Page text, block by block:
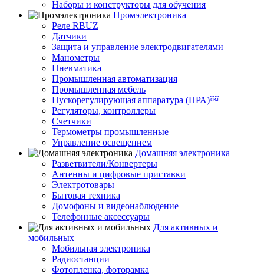
Наборы и конструкторы для обучения
Промэлектроника
Реле RBUZ
Датчики
Защита и управление электродвигателями
Манометры
Пневматика
Промышленная автоматизация
Промышленная мебель
Пускорегулирующая аппаратура (ПРА)￼
Регуляторы, контроллеры
Счетчики
Термометры промышленные
Управление освещением
Домашняя электроника
Разветвители/Конвертеры
Антенны и цифровые приставки
Электротовары
Бытовая техника
Домофоны и видеонаблюдение
Телефонные аксессуары
Для активных и
мобильных
Мобильная электроника
Радиостанции
Фотопленка, фоторамка